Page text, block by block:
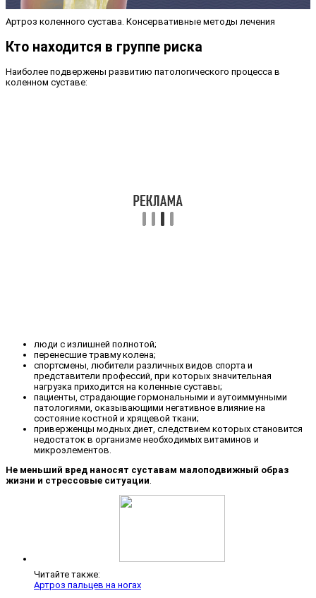
Артроз коленного сустава. Консервативные методы лечения
Кто находится в группе риска
Наиболее подвержены развитию патологического процесса в
коленном суставе:
люди с излишней полнотой;
перенесшие травму колена;
спортсмены, любители различных видов спорта и
представители профессий, при которых значительная
нагрузка приходится на коленные суставы;
пациенты, страдающие гормональными и аутоиммунными
патологиями, оказывающими негативное влияние на
состояние костной и хрящевой ткани;
приверженцы модных диет, следствием которых становится
недостаток в организме необходимых витаминов и
микроэлементов.
Не меньший вред наносят суставам малоподвижный образ
жизни и стрессовые ситуации
Читайте также:
Артроз пальцев на ногах